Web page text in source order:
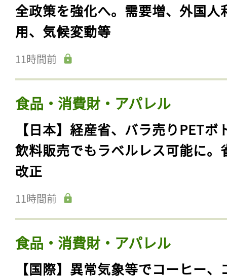
全政策を強化へ。需要増、外国人
用、気候変動等
11時間前
食品・消費財・アパレル
【日本】経産省、バラ売りPETボ
飲料販売でもラベルレス可能に。
改正
11時間前
食品・消費財・アパレル
【国際】異常気象等でコーヒー、